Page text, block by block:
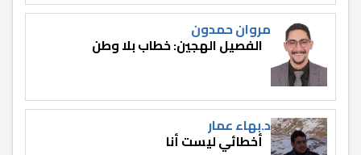
مروان حمدون
الفصيل الهجين: خطاب بلا وطن
د.بهاء عمار
أخطائي ليست أنا